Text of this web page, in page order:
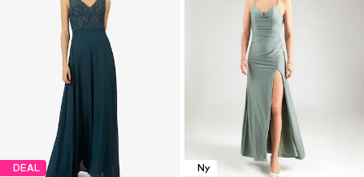
DEAL Ny